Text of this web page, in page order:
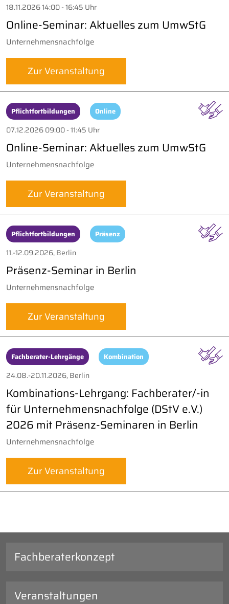
18.11.2026 14:00 - 16:45 Uhr
Online-Seminar: Aktuelles zum UmwStG
Unternehmensnachfolge
Zur Veranstaltung
Pflichtfortbildungen Online
07.12.2026 09:00 - 11:45 Uhr
Online-Seminar: Aktuelles zum UmwStG
Unternehmensnachfolge
Zur Veranstaltung
Pflichtfortbildungen Präsenz
11.-12.09.2026, Berlin
Präsenz-Seminar in Berlin
Unternehmensnachfolge
Zur Veranstaltung
Fachberater-Lehrgänge Kombination
24.08.-20.11.2026, Berlin
Kombinations-Lehrgang: Fachberater/-in
für Unternehmensnachfolge (DStV e.V.)
2026 mit Präsenz-Seminaren in Berlin
Unternehmensnachfolge
Zur Veranstaltung
Fachberaterkonzept
Veranstaltungen